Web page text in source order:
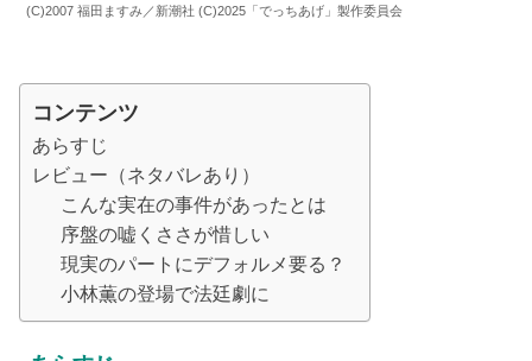
(C)2007 福田ますみ／新潮社 (C)2025「でっちあげ」製作委員会
コンテンツ
あらすじ
レビュー（ネタバレあり）
こんな実在の事件があったとは
序盤の嘘くささが惜しい
現実のパートにデフォルメ要る？
小林薫の登場で法廷劇に